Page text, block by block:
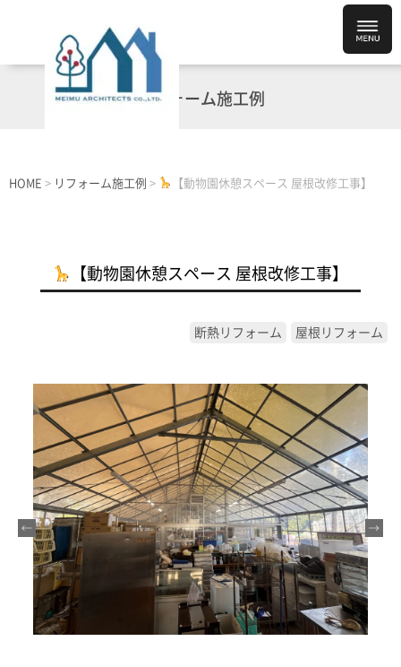
リフォーム施工例
HOME > リフォーム施工例 > 【動物園休憩スペース 屋根改修工事】
【動物園休憩スペース 屋根改修工事】
断熱リフォーム 屋根リフォーム